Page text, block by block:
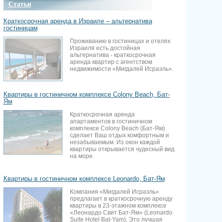
Статьи
Краткосрочная аренда в Израиле – альтернатива
гостиницам
Проживанию в гостиницах и отелях
Израиля есть достойная
альтернатива - краткосрочная
аренда квартир с агентством
недвижимости «Мигдалей Исраэль».
Квартиры в гостиничном комплексе Colony Beach, Бат-
Ям
Краткосрочная аренда
апартаментов в гостиничном
комплексе Colony Beach (Бат-Ям)
сделает Ваш отдых комфортным и
незабываемым. Из окон каждой
квартиры открывается чудесный вид
на море.
Квартиры в гостиничном комплексе Leonardo, Бат-Ям
Компания «Мигдалей Исраэль»
предлагает в краткосрочную аренду
квартиры в 23-этажном комплексе
«Леонардо Свит Бат-Ям» (Leonardo
Suite Hotel Bat-Yam). Это лучшая